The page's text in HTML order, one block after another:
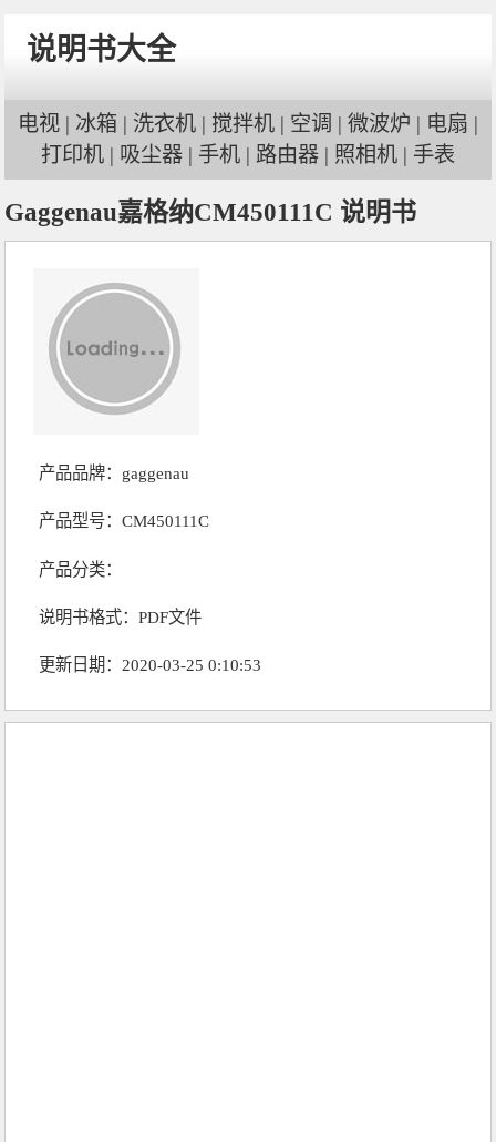
说明书大全
电视 | 冰箱 | 洗衣机 | 搅拌机 | 空调 | 微波炉 | 电扇 |
打印机 | 吸尘器 | 手机 | 路由器 | 照相机 | 手表
Gaggenau嘉格纳CM450111C 说明书
产品品牌： gaggenau
产品型号：CM450111C
产品分类：
说明书格式：PDF文件
更新日期：2020-03-25 0:10:53